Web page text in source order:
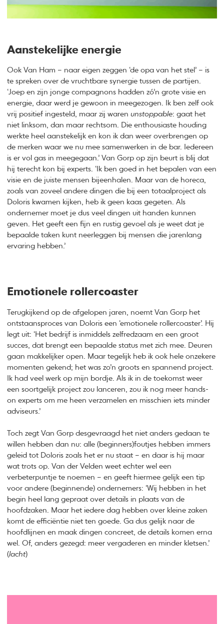
Aanstekelijke energie
Ook Van Ham – naar eigen zeggen ‘de opa van het stel’ – is
te spreken over de vruchtbare synergie tussen de partijen.
‘Joep en zijn jonge compagnons hadden zó’n grote visie en
energie, daar werd je gewoon in meegezogen. Ik ben zelf ook
vrij positief ingesteld, maar zij warenunstoppable: gaat het
niet linksom, dan maar rechtsom. Die enthousiaste houding
werkte heel aanstekelijk en kon ik dan weer overbrengen op
de merken waar we nu mee samenwerken in de bar. Iedereen
is er vol gas in meegegaan.’ Van Gorp op zijn beurt is blij dat
hij terecht kon bij experts. ‘Ik ben goed in het bepalen van een
visie en de juiste mensen bijeenhalen. Maar van de horeca,
zoals van zoveel andere dingen die bij een totaalproject als
Doloris kwamen kijken, heb ik geen kaas gegeten. Als
ondernemer moet je dus veel dingen uit handen kunnen
geven. Het geeft een fijn en rustig gevoel als je weet dat je
bepaalde taken kunt neerleggen bij mensen die jarenlang
ervaring hebben.’
Emotionele rollercoaster
Terugkijkend op de afgelopen jaren, noemt Van Gorp het
ontstaansproces van Doloris een ‘emotionele rollercoaster’. Hij
legt uit: ‘Het bedrijf is inmiddels zelfredzaam en een groot
succes, dat brengt een bepaalde status met zich mee. Deuren
gaan makkelijker open. Maar tegelijk heb ik ook hele onzekere
momenten gekend; het was zo’n groots en spannend project.
Ik had veel werk op mijn bordje. Als ik in de toekomst weer
een soortgelijk project zou lanceren, zou ik nog meer hands-
on experts om me heen verzamelen en misschien iets minder
adviseurs.’
Toch zegt Van Gorp desgevraagd het niet anders gedaan te
willen hebben dan nu: alle (beginners)foutjes hebben immers
geleid tot Doloris zoals het er nu staat – en daar is hij maar
wat trots op. Van der Velden weet echter wel een
verbeterpuntje te noemen – en geeft hiermee gelijk een tip
voor andere (beginnende) ondernemers: ‘Wij hebben in het
begin heel lang gepraat over details in plaats van de
hoofdzaken. Maar het iedere dag hebben over kleine zaken
komt de efficiëntie niet ten goede. Ga dus gelijk naar de
hoofdlijnen en maak dingen concreet, de details komen erna
wel. Of, anders gezegd: meer vergaderen en minder kletsen.’
(lacht)